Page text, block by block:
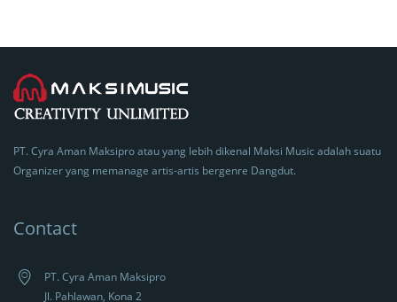
PT. Cyra Aman Maksipro atau yang lebih dikenal Maksi Music adalah suatu
Organizer yang memanage artis-artis bergenre Dangdut.
Contact
PT. Cyra Aman Maksipro
Jl. Pahlawan, Kona 2